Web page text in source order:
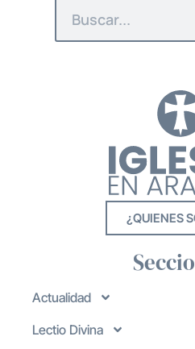
¿QUIENES
Actualidad
Lectio Divina